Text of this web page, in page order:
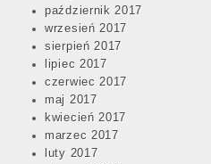
październik 2017
wrzesień 2017
sierpień 2017
lipiec 2017
czerwiec 2017
maj 2017
kwiecień 2017
marzec 2017
luty 2017